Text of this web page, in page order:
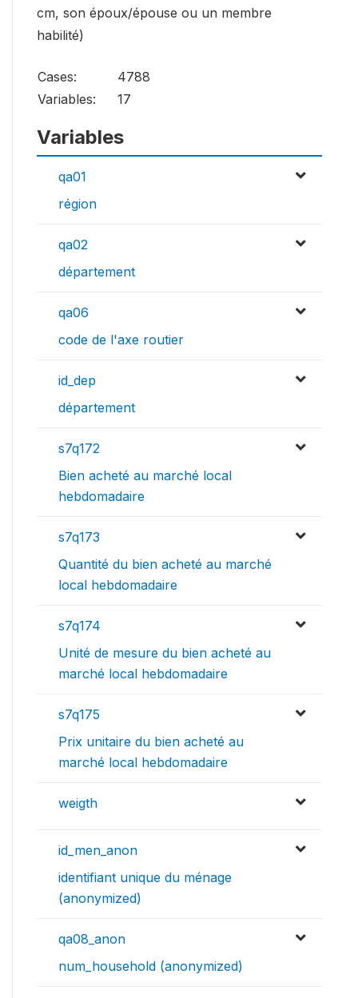
cm, son époux/épouse ou un membre
habilité)
Cases:
4788
Variables:
17
Variables
qa01
région
qa02
département
qa06
code de l'axe routier
id_dep
département
s7q172
Bien acheté au marché local
hebdomadaire
s7q173
Quantité du bien acheté au marché
local hebdomadaire
s7q174
Unité de mesure du bien acheté au
marché local hebdomadaire
s7q175
Prix unitaire du bien acheté au
marché local hebdomadaire
weigth
id_men_anon
identifiant unique du ménage
(anonymized)
qa08_anon
num_household (anonymized)